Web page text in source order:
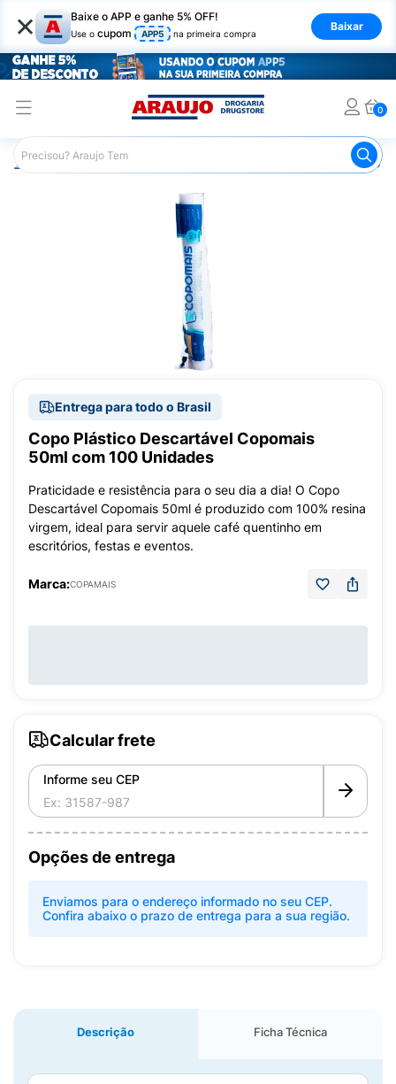
× Baixe o APP e ganhe 5% OFF!
Use o cupom APP5 na primeira compra
Baixar
0
Araujo Mercado Comemorações
Entrega para todo o Brasil
Copo Plástico Descartável Copomais
50ml com 100 Unidades
Praticidade e resistência para o seu dia a dia! O Copo
Descartável Copomais 50ml é produzido com 100% resina
virgem, ideal para servir aquele café quentinho em
escritórios, festas e eventos.
Marca:COPAMAIS
Calcular frete
Informe seu CEP
Opções de entrega
Enviamos para o endereço informado no seu CEP.
Confira abaixo o prazo de entrega para a sua região.
Descrição Ficha Técnica